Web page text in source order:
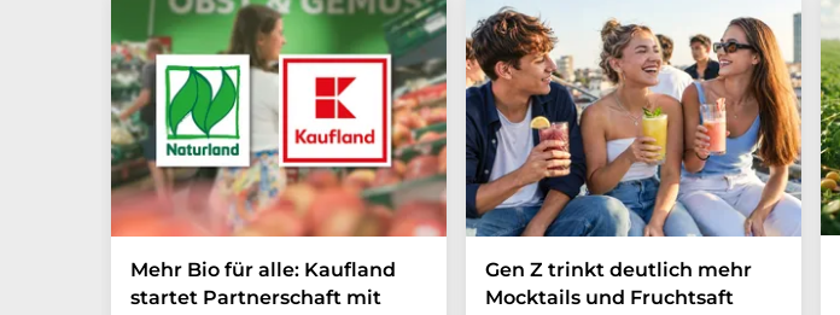
Mehr Bio für alle: Kaufland
startet Partnerschaft mit
Gen Z trinkt deutlich mehr
Mocktails und Fruchtsaft